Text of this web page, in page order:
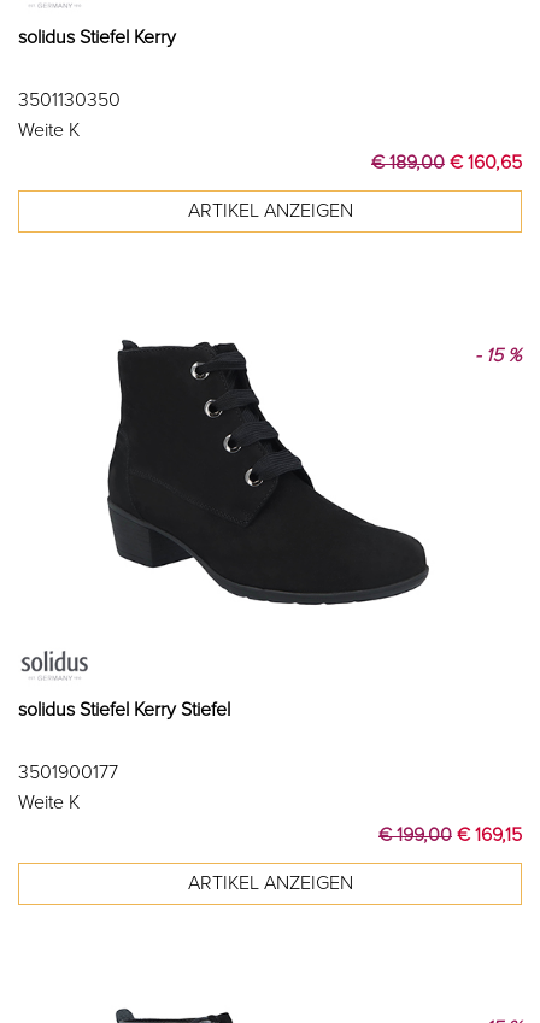
solidus Stiefel Kerry
3501130350
Weite K
€ 189,00 € 160,65
solidus Stiefel Kerry Stiefel
3501900177
Weite K
€ 199,00 € 169,15
- 15 %